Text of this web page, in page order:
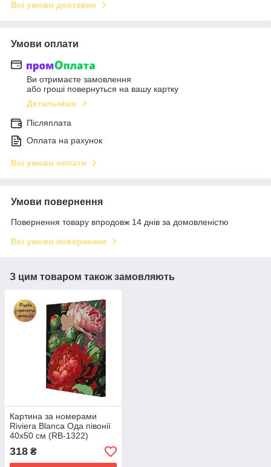
Всі умови доставки
Умови оплати
Ви отримаєте замовлення
або гроші повернуться на вашу картку
Детальніше
Післяплата
Оплата на рахунок
Всі умови оплати
Умови повернення
Повернення товару впродовж 14 днів за домовленістю
Всі умови повернення
З цим товаром також замовляють
Картина за номерами
Riviera Blanca Ода півонії
40x50 см (RB-1322)
318 ₴